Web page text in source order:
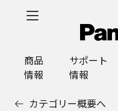
商品
情報
サポート
情報
カテゴリー概要へ